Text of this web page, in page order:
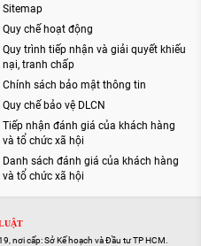
Sitemap
Quy chế hoạt động
Quy trình tiếp nhận và giải quyết khiếu
nại, tranh chấp
Chính sách bảo mật thông tin
Quy chế bảo vệ DLCN
Tiếp nhận đánh giá của khách hàng
và tổ chức xã hội
Danh sách đánh giá của khách hàng
và tổ chức xã hội
nơi cấp: Sở Kế hoạch và Đầu tư TP HCM.